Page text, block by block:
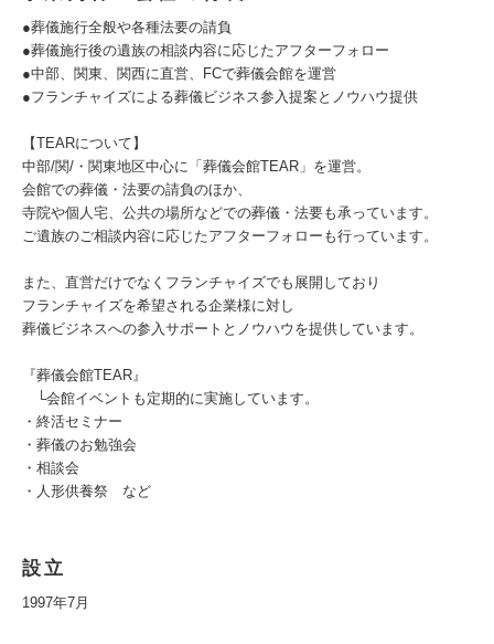
●葬儀施行全般や各種法要の請負
●葬儀施行後の遺族の相談内容に応じたアフターフォロー
●中部、関東、関西に直営、FCで葬儀会館を運営
●フランチャイズによる葬儀ビジネス参入提案とノウハウ提供
【TEARについて】
中部/関/・関東地区中心に「葬儀会館TEAR」を運営。
会館での葬儀・法要の請負のほか、
寺院や個人宅、公共の場所などでの葬儀・法要も承っています。
ご遺族のご相談内容に応じたアフターフォローも行っています。
また、直営だけでなくフランチャイズでも展開しており
フランチャイズを希望される企業様に対し
葬儀ビジネスへの参入サポートとノウハウを提供しています。
『葬儀会館TEAR』
└会館イベントも定期的に実施しています。
・終活セミナー
・葬儀のお勉強会
・相談会
・人形供養祭 など
設立
1997年7月